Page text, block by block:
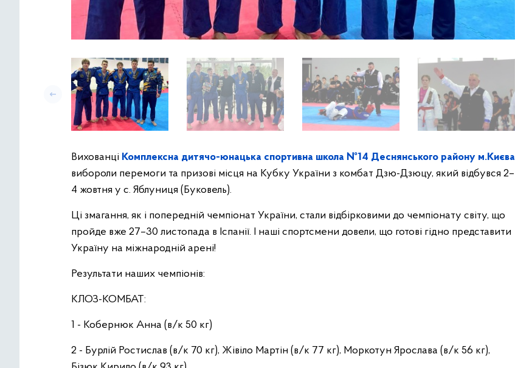
Вихованці Комплексна дитячо-юнацька спортивна школа №14 Деснянського району м.Києва
вибороли перемоги та призові місця на Кубку України з комбат Дзю-Дзюцу, який відбувся 2–
4 жовтня у с. Яблуниця (Буковель).
Ці змагання, як і попередній чемпіонат України, стали відбірковими до чемпіонату світу, що
пройде вже 27–30 листопада в Іспанії. І наші спортсмени довели, що готові гідно представити
Україну на міжнародній арені!
Результати наших чемпіонів:
КЛОЗ-КОМБАТ:
1 - Кобернюк Анна (в/к 50 кг)
2 - Бурлій Ростислав (в/к 70 кг), Жівіло Мартін (в/к 77 кг), Моркотун Ярослава (в/к 56 кг),